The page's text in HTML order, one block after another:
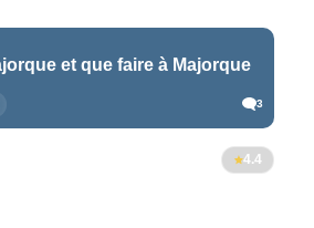
et que faire à Majorque
3
4.4